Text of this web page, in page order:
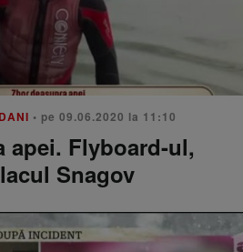
• pe 09.06.2020 la 11:10
apei. Flyboard-ul,
Snagov